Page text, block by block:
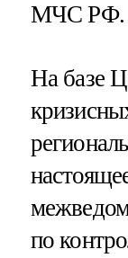
МЧС РФ.
На базе
по